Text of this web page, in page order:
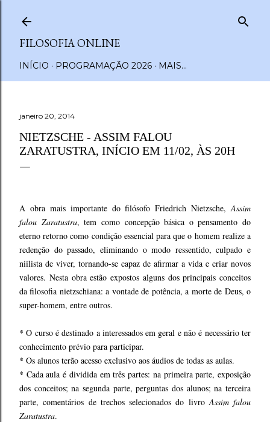
FILOSOFIA ONLINE
INÍCIO PROGRAMAÇÃO 2026 MAIS…
janeiro 20, 2014
NIETZSCHE - ASSIM FALOU
ZARATUSTRA, INÍCIO EM 11/02, ÀS 20H
A obra mais importante do filósofo Friedrich Nietzsche,Assim
falou Zaratustra, tem como concepção básica o pensamento do
eterno retorno como condição essencial para que o homem realize a
redenção do passado, eliminando o modo ressentido, culpado e
niilista de viver, tornando-se capaz de afirmar a vida e criar novos
valores. Nesta obra estão expostos alguns dos principais conceitos
da filosofia nietzschiana: a vontade de potência, a morte de Deus, o
super-homem, entre outros.
* O curso é destinado a interessados em geral e não é necessário ter
conhecimento prévio para participar.
* Os alunos terão acesso exclusivo aos áudios de todas as aulas.
* Cada aula é dividida em três partes: na primeira parte, exposição
dos conceitos; na segunda parte, perguntas dos alunos; na terceira
parte, comentários de trechos selecionados do livroAssim falou
Zaratustra.